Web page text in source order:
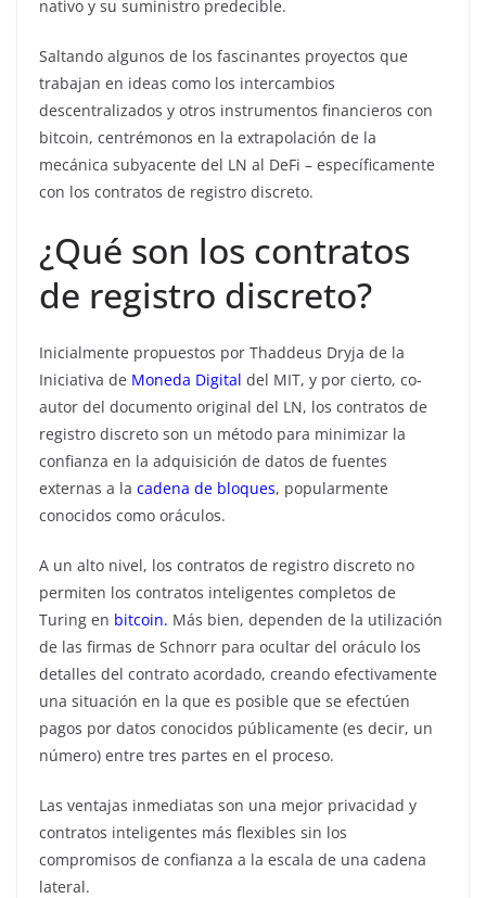
nativo y su suministro predecible.
Saltando algunos de los fascinantes proyectos que
trabajan en ideas como los intercambios
descentralizados y otros instrumentos financieros con
bitcoin, centrémonos en la extrapolación de la
mecánica subyacente del LN al DeFi – específicamente
con los contratos de registro discreto.
¿Qué son los contratos
de registro discreto?
Inicialmente propuestos por Thaddeus Dryja de la
Iniciativa de Moneda Digital del MIT, y por cierto, co-
autor del documento original del LN, los contratos de
registro discreto son un método para minimizar la
confianza en la adquisición de datos de fuentes
externas a la cadena de bloques, popularmente
conocidos como oráculos.
A un alto nivel, los contratos de registro discreto no
permiten los contratos inteligentes completos de
Turing en bitcoin. Más bien, dependen de la utilización
de las firmas de Schnorr para ocultar del oráculo los
detalles del contrato acordado, creando efectivamente
una situación en la que es posible que se efectúen
pagos por datos conocidos públicamente (es decir, un
número) entre tres partes en el proceso.
Las ventajas inmediatas son una mejor privacidad y
contratos inteligentes más flexibles sin los
compromisos de confianza a la escala de una cadena
lateral.